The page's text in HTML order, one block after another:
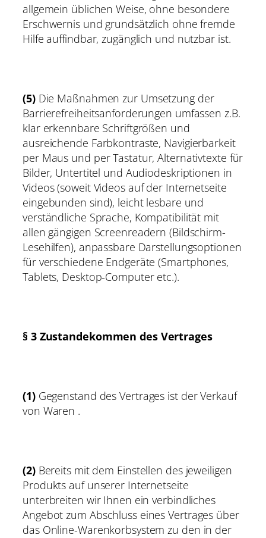
allgemein üblichen Weise, ohne besondere
Erschwernis und grundsätzlich ohne fremde
Hilfe auffindbar, zugänglich und nutzbar ist.
(5) Die Maßnahmen zur Umsetzung der
Barrierefreiheitsanforderungen umfassen z.B.
klar erkennbare Schriftgrößen und
ausreichende Farbkontraste, Navigierbarkeit
per Maus und per Tastatur, Alternativtexte für
Bilder, Untertitel und Audiodeskriptionen in
Videos (soweit Videos auf der Internetseite
eingebunden sind), leicht lesbare und
verständliche Sprache, Kompatibilität mit
allen gängigen Screenreadern (Bildschirm-
Lesehilfen), anpassbare Darstellungsoptionen
für verschiedene Endgeräte (Smartphones,
Tablets, Desktop-Computer etc.).
§ 3 Zustandekommen des Vertrages
(1)Gegenstand des Vertrages ist der Verkauf
von Waren .
(2)Bereits mit dem Einstellen des jeweiligen
Produkts auf unserer Internetseite
unterbreiten wir Ihnen ein verbindliches
Angebot zum Abschluss eines Vertrages über
das Online-Warenkorbsystem zu den in der